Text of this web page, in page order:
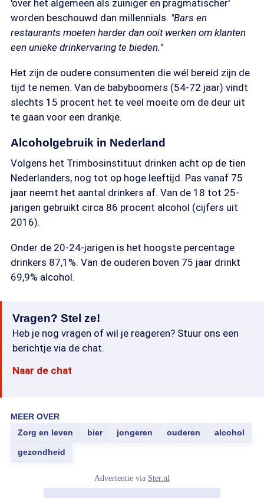
'over het algemeen als zuiniger en pragmatischer'
worden beschouwd dan millennials. "Bars en
restaurants moeten harder dan ooit werken om klanten
een unieke drinkervaring te bieden."
Het zijn de oudere consumenten die wél bereid zijn de
tijd te nemen. Van de babyboomers (54-72 jaar) vindt
slechts 15 procent het te veel moeite om de deur uit
te gaan voor een drankje.
Alcoholgebruik in Nederland
Volgens het Trimbosinstituut drinken acht op de tien
Nederlanders, nog tot op hoge leeftijd. Pas vanaf 75
jaar neemt het aantal drinkers af. Van de 18 tot 25-
jarigen gebruikt circa 86 procent alcohol (cijfers uit
2016).
Onder de 20-24-jarigen is het hoogste percentage
drinkers 87,1%. Van de ouderen boven 75 jaar drinkt
69,9% alcohol.
Vragen? Stel ze!
Heb je nog vragen of wil je reageren? Stuur ons een
berichtje via de chat.
Naar de chat
MEER OVER
Zorg en leven
bier jongeren ouderen alcohol
gezondheid
Advertentie via Ster.nl